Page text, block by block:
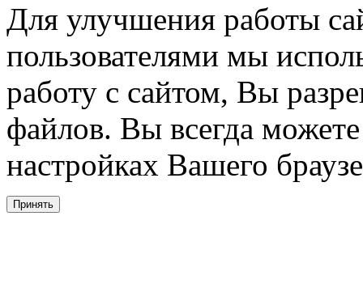
Для улучшения работы
пользователями мы
работу с сайтом, Вы
файлов. Вы всегда
настройках Вашего
Принять